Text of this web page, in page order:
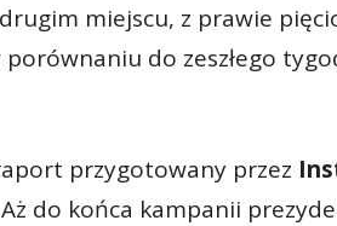
miejscu, z prawie
do zeszłego
przygotowany przez
do końca kampanii